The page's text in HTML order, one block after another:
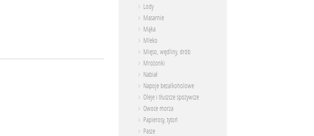
Lody
Masarnie
Mąka
Mleko
Mięso, wędliny, drób
Mrożonki
Nabiał
Napoje bezalkoholowe
Oleje i tłuszcze spożywcze
Owoce morza
Papierosy, tytoń
Pasze